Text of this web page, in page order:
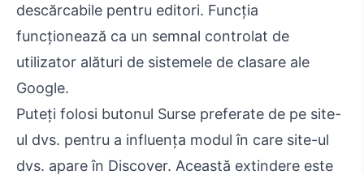
descărcabile pentru editori. Funcția
funcționează ca un semnal controlat de
utilizator alături de sistemele de clasare ale
Google.
Puteți folosi butonul Surse preferate de pe site-
ul dvs. pentru a influența modul în care site-ul
dvs. apare în Discover. Această extindere este